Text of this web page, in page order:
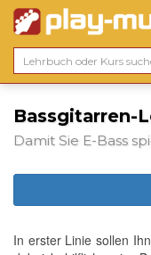
Bassgitarren-
Damit Sie E-Bass
In erster Linie sollen